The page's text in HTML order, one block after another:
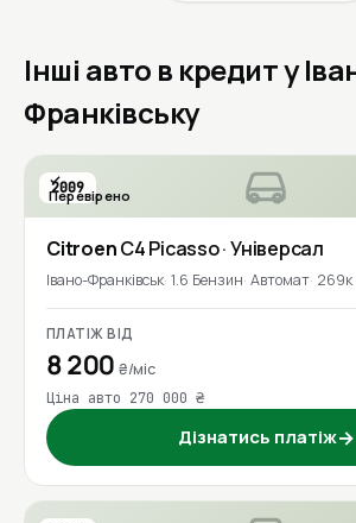
Інші авто в кредит у
Франківську
2009
Перевірено
CitroenC4 Picasso· Універсал
Івано-Франківськ 1.6 Бензин Автомат 269к
ПЛАТІЖ ВІД
8 200₴/міс
Ціна авто 270 000 ₴
Дізнатись платіж→